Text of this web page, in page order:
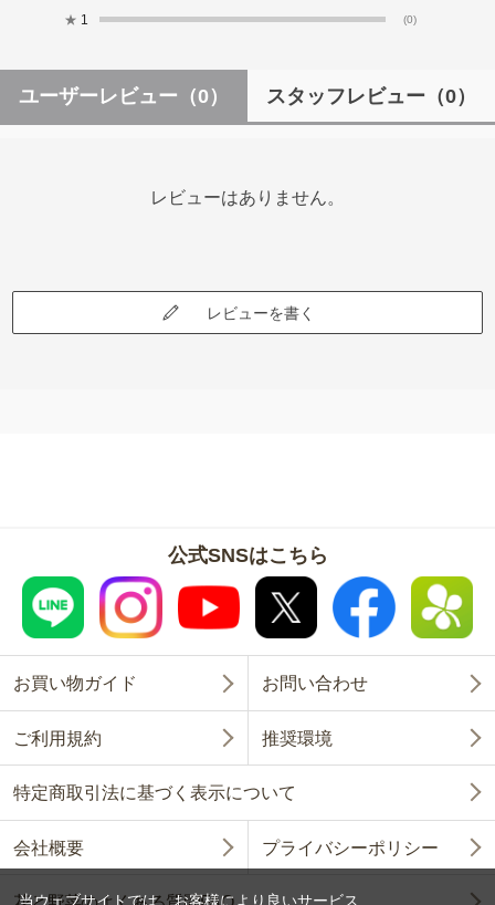
★ 1 (0)
ユーザーレビュー （0） スタッフレビュー （0）
レビューはありません。
レビューを書く
公式SNSはこちら
お買い物ガイド お問い合わせ
ご利用規約 推奨環境
特定商取引法に基づく表示について
会社概要 プライバシーポリシー
当ウェブサイトでは、お客様により良いサービス